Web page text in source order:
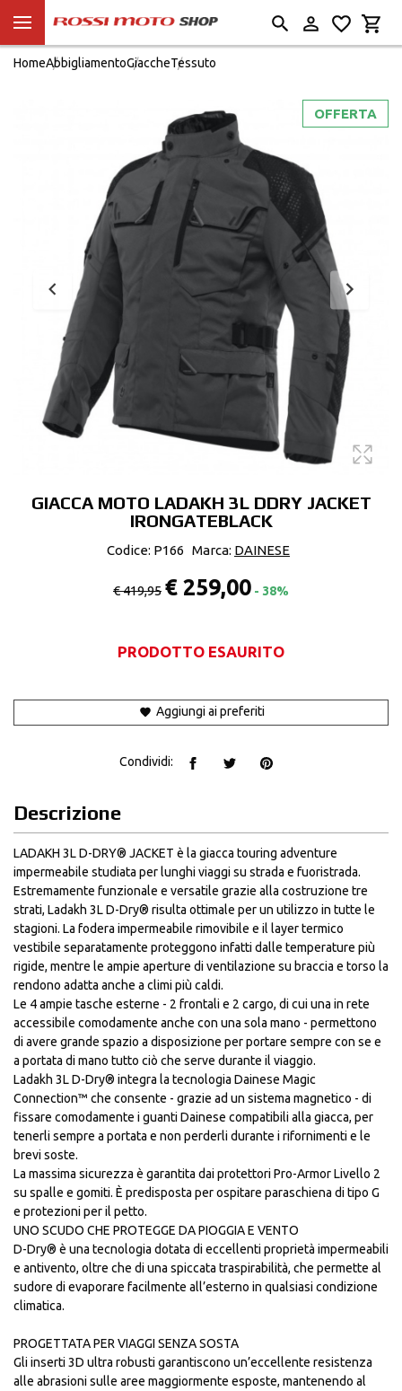
HomeAbbigliamentoGiaccheTessuto
OFFERTA
GIACCA MOTO LADAKH 3L DDRY JACKET
IRONGATEBLACK
Codice: P166 Marca: DAINESE
€ 419,95 € 259,00 - 38%
PRODOTTO ESAURITO
Aggiungi ai preferiti
Condividi:
Descrizione
LADAKH 3L D-DRY® JACKET è la giacca touring adventure
impermeabile studiata per lunghi viaggi su strada e fuoristrada.
Estremamente funzionale e versatile grazie alla costruzione tre
strati, Ladakh 3L D-Dry® risulta ottimale per un utilizzo in tutte le
stagioni. La fodera impermeabile rimovibile e il layer termico
vestibile separatamente proteggono infatti dalle temperature più
rigide, mentre le ampie aperture di ventilazione su braccia e torso la
rendono adatta anche a climi più caldi.
Le 4 ampie tasche esterne - 2 frontali e 2 cargo, di cui una in rete
accessibile comodamente anche con una sola mano - permettono
di avere grande spazio a disposizione per portare sempre con se e
a portata di mano tutto ciò che serve durante il viaggio.
Ladakh 3L D-Dry® integra la tecnologia Dainese Magic
Connection™ che consente - grazie ad un sistema magnetico - di
fissare comodamente i guanti Dainese compatibili alla giacca, per
tenerli sempre a portata e non perderli durante i rifornimenti e le
brevi soste.
La massima sicurezza è garantita dai protettori Pro-Armor Livello 2
su spalle e gomiti. È predisposta per ospitare paraschiena di tipo G
e protezioni per il petto.
UNO SCUDO CHE PROTEGGE DA PIOGGIA E VENTO​
D-Dry® è una tecnologia dotata di eccellenti proprietà impermeabili
e antivento, oltre che di una spiccata traspirabilità, che permette al
sudore di evaporare facilmente all’esterno in qualsiasi condizione
climatica.
PROGETTATA PER VIAGGI SENZA SOSTA​
Gli inserti 3D ultra robusti garantiscono un’eccellente resistenza
alle abrasioni sulle aree maggiormente esposte, mantenendo al